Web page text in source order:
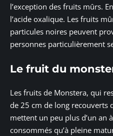
l’exception des fruits mûrs.
l’acide oxalique. Les fruits
particules noires peuvent
personnes particulièrement
Le fruit du
Les fruits de Monstera, qui
de 25 cm de long recouverts
mettent un peu plus d’un an
consommés qu’à pleine